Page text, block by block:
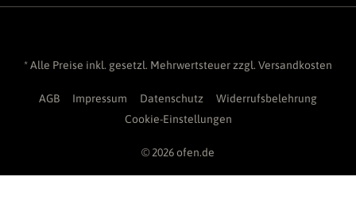
* Alle Preise inkl. gesetzl. Mehrwertsteuer zzgl. Versandkosten
AGB Impressum Datenschutz
Widerrufsbelehrung
Cookie-Einstellungen
© 2026 ofen.de